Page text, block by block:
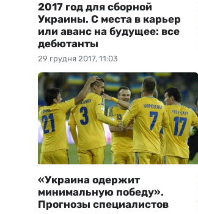
29 грудня 2017, 11:03
2017 год для сборной
Украины. С места в карьер
или аванс на будущее: все
дебютанты
«Украина одержит
минимальную победу».
Прогнозы специалистов